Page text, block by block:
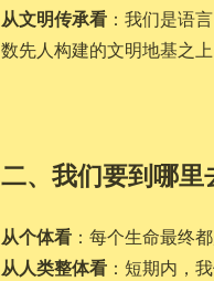
从文明传承看：我们是语
数先人构建的文明地基之
二、我们要到哪里
从个体看：每个生命最终
从人类整体看：短期内，